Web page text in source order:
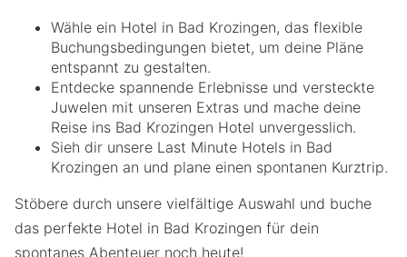
Wähle ein Hotel in Bad Krozingen, das flexible
Buchungsbedingungen bietet, um deine Pläne
entspannt zu gestalten.
Entdecke spannende Erlebnisse und versteckte
Juwelen mit unseren Extras und mache deine
Reise ins Bad Krozingen Hotel unvergesslich.
Sieh dir unsere Last Minute Hotels in Bad
Krozingen an und plane einen spontanen Kurztrip.
Stöbere durch unsere vielfältige Auswahl und buche
das perfekte Hotel in Bad Krozingen für dein
spontanes Abenteuer noch heute!